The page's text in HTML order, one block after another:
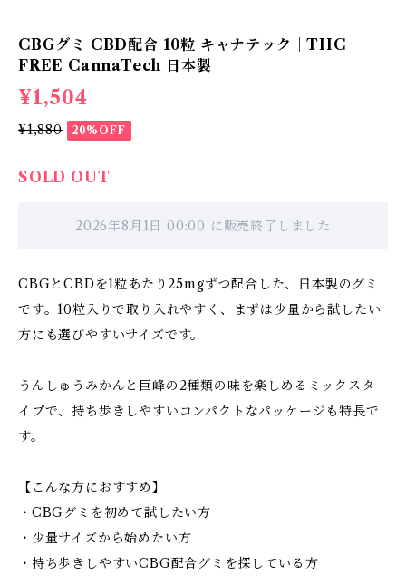
CBGグミ CBD配合 10粒 キャナテック｜THC
FREE CannaTech 日本製
¥1,504
¥1,880 20%OFF
SOLD OUT
2026年8月1日 00:00 に販売終了しました
CBGとCBDを1粒あたり25mgずつ配合した、日本製のグミ
です。10粒入りで取り入れやすく、まずは少量から試したい
方にも選びやすいサイズです。
うんしゅうみかんと巨峰の2種類の味を楽しめるミックスタ
イプで、持ち歩きしやすいコンパクトなパッケージも特長で
す。
【こんな方におすすめ】
・CBGグミを初めて試したい方
・少量サイズから始めたい方
・持ち歩きしやすいCBG配合グミを探している方